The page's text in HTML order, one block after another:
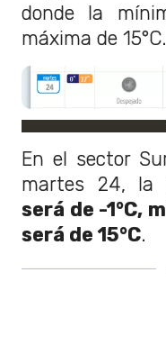
donde la
máxima de 15°C.
En el sector
martes 24, la
será de -1°C,
será de 15°C.